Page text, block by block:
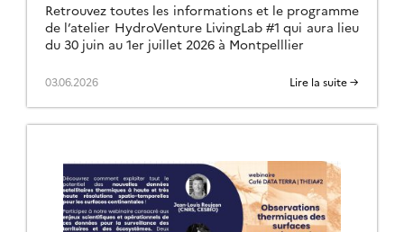
Retrouvez toutes les informations et le programme
de l’atelier HydroVenture LivingLab #1 qui aura lieu
du 30 juin au 1er juillet 2026 à Montpelllier
03.06.2026 Lire la suite →